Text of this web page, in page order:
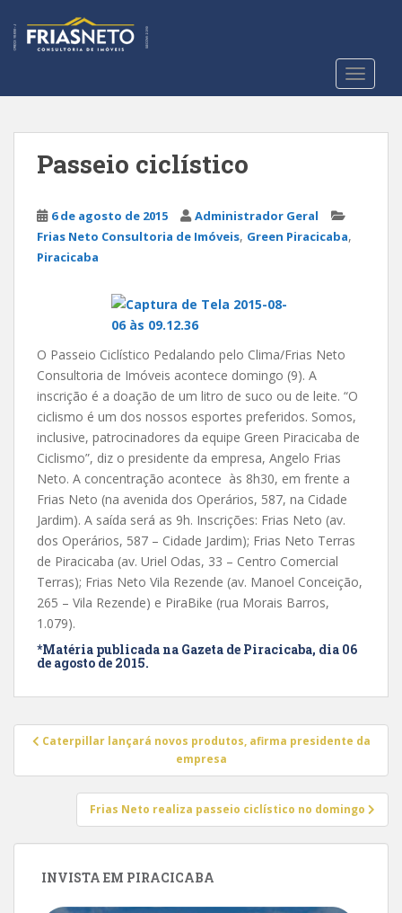
t
Passeio ciclístico
6 de agosto de 2015
Administrador Geral
Frias Neto Consultoria de Imóveis, Green Piracicaba,
Piracicaba
O Passeio Ciclístico Pedalando pelo Clima/Frias Neto
Consultoria de Imóveis acontece domingo (9). A
inscrição é a doação de um litro de suco ou de leite. “O
ciclismo é um dos nossos esportes preferidos. Somos,
inclusive, patrocinadores da equipe Green Piracicaba de
Ciclismo”, diz o presidente da empresa, Angelo Frias
Neto. A concentração acontece às 8h30, em frente a
Frias Neto (na avenida dos Operários, 587, na Cidade
Jardim). A saída será as 9h. Inscrições: Frias Neto (av.
dos Operários, 587 – Cidade Jardim); Frias Neto Terras
de Piracicaba (av. Uriel Odas, 33 – Centro Comercial
Terras); Frias Neto Vila Rezende (av. Manoel Conceição,
265 – Vila Rezende) e PiraBike (rua Morais Barros,
1.079).
*Matéria publicada na Gazeta de Piracicaba, dia 06
de agosto de 2015.
Navegação
Post
Caterpillar lançará novos produtos, afirma presidente da
empresa
Frias Neto realiza passeio ciclístico no domingo
INVISTA EM PIRACICABA